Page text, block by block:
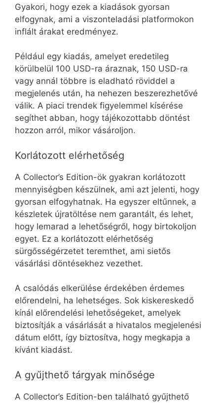
Gyakori, hogy ezek a kiadások gyorsan
elfogynak, ami a viszonteladási platformokon
inflált árakat eredményez.
Például egy kiadás, amelyet eredetileg
körülbelül 100 USD-ra áraznak, 150 USD-ra
vagy annál többre is eladható röviddel a
megjelenés után, ha nehezen beszerezhetővé
válik. A piaci trendek figyelemmel kísérése
segíthet abban, hogy tájékozottabb döntést
hozzon arról, mikor vásároljon.
Korlátozott elérhetőség
A Collector’s Edition-ök gyakran korlátozott
mennyiségben készülnek, ami azt jelenti, hogy
gyorsan elfogyhatnak. Ha egyszer eltűnnek, a
készletek újratöltése nem garantált, és lehet,
hogy lemarad a lehetőségről, hogy birtokoljon
egyet. Ez a korlátozott elérhetőség
sürgősségérzetet teremthet, ami sietős
vásárlási döntésekhez vezethet.
A csalódás elkerülése érdekében érdemes
előrendelni, ha lehetséges. Sok kiskereskedő
kínál előrendelési lehetőségeket, amelyek
biztosítják a vásárlását a hivatalos megjelenési
dátum előtt, így biztosítva, hogy megkapja a
kívánt kiadást.
A gyűjthető tárgyak minősége
A Collector’s Edition-ben található gyűjthető